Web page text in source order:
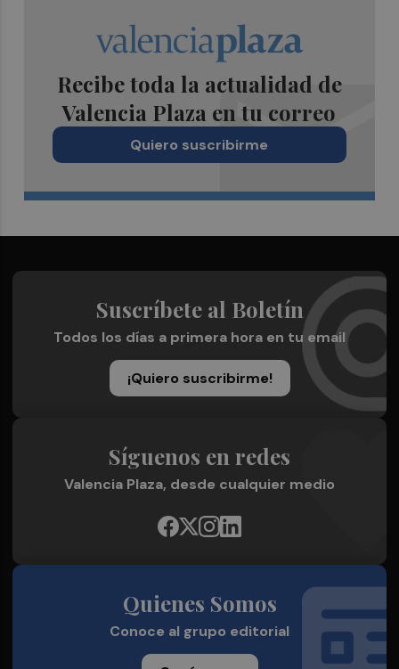
Recibe toda la actualidad de
Valencia Plaza en tu correo
Quiero suscribirme
Suscríbete al Boletín
Todos los días a primera hora en tu email
¡Quiero suscribirme!
Síguenos en redes
Valencia Plaza, desde cualquier medio
Quienes Somos
Conoce al grupo editorial